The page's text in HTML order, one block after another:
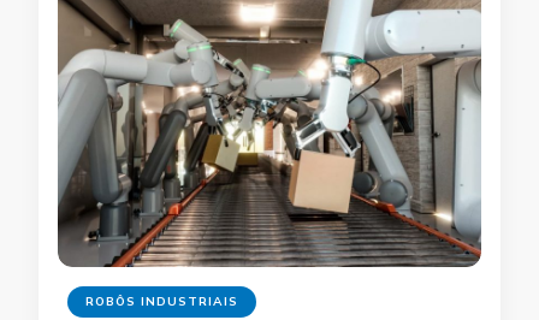
ROBÔS INDUSTRIAIS